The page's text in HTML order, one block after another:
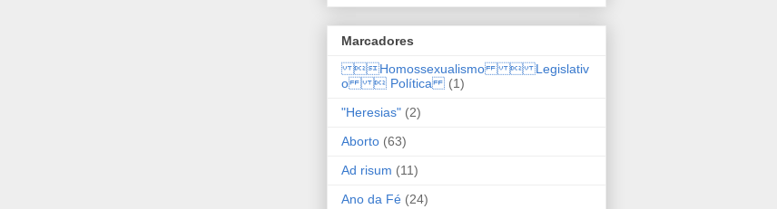
Marcadores
Homossexualismo  Legislativ
o  Política (1)
"Heresias" (2)
Aborto (63)
Ad risum (11)
Ano da Fé (24)